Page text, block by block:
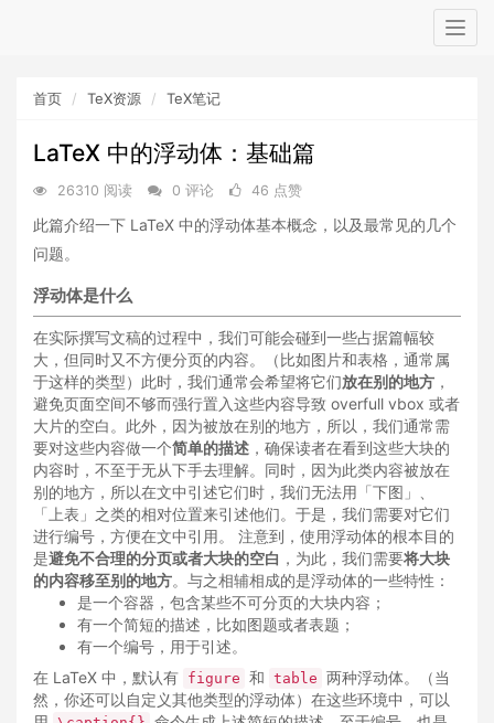
首页 TeX资源 TeX笔记
LaTeX 中的浮动体：基础篇
26310 阅读 0 评论 46 点赞
此篇介绍一下 LaTeX 中的浮动体基本概念，以及最常见的几个
问题。
浮动体是什么
在实际撰写文稿的过程中，我们可能会碰到一些占据篇幅较
大，但同时又不方便分页的内容。（比如图片和表格，通常属
于这样的类型）此时，我们通常会希望将它们放在别的地方 ，
避免页面空间不够而强行置入这些内容导致 overfull vbox 或者
大片的空白。此外，因为被放在别的地方，所以，我们通常需
要对这些内容做一个简单的描述 ，确保读者在看到这些大块的
内容时，不至于无从下手去理解。同时，因为此类内容被放在
别的地方，所以在文中引述它们时，我们无法用「下图」、
「上表」之类的相对位置来引述他们。于是，我们需要对它们
进行编号，方便在文中引用。 注意到，使用浮动体的根本目的
是避免不合理的分页或者大块的空白 ，为此，我们需要将大块
的内容移至别的地方。与之相辅相成的是浮动体的一些特性：
是一个容器，包含某些不可分页的大块内容；
有一个简短的描述，比如图题或者表题；
有一个编号，用于引述。
在 LaTeX 中，默认有 figure 和 table 两种浮动体。（当
然，你还可以自定义其他类型的浮动体）在这些环境中，可以